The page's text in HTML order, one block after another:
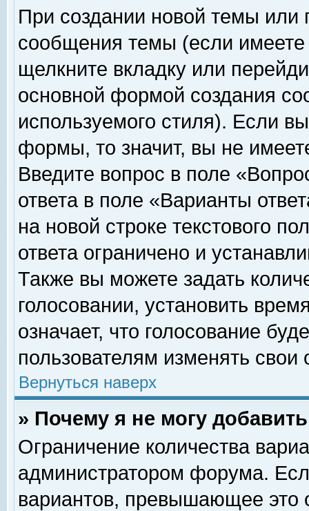
При создании новой темы или
сообщения темы (если
щелкните вкладку или
основной формой создания
используемого стиля). Если
формы, то значит, вы не
Введите вопрос в поле
ответа в поле «Варианты
на новой строке текстового
ответа ограничено и
Также вы можете задать
голосовании, установить
означает, что голосование
пользователям изменять свои
Вернуться наверх
» Почему я не могу
Ограничение количества
администратором форума.
вариантов, превышающее это